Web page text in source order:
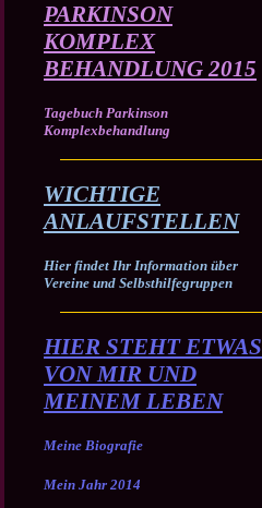
PARKINSON
KOMPLEX
BEHANDLUNG 2015
Tagebuch Parkinson
Komplexbehandlung
WICHTIGE
ANLAUFSTELLEN
Hier findet Ihr Information über
Vereine und Selbsthilfegruppen
HIER STEHT ETWAS
VON MIR UND
MEINEM LEBEN
Meine Biografie
Mein Jahr 2014